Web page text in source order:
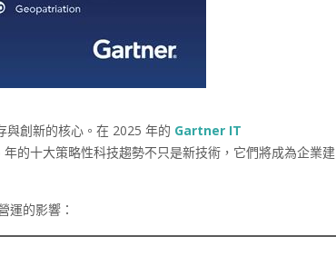
與創新的核心。在 2025 年的 Gartner IT
的十大策略性科技趨勢不只是新技術，它們將成為企業建
運的影響：